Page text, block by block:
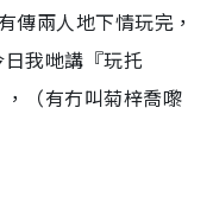
傳兩人地下情玩完，
我哋講『玩托
（有冇叫菊梓喬嚟